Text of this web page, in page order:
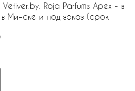
Roja Parfums Apex - в
Минске и под заказ (срок